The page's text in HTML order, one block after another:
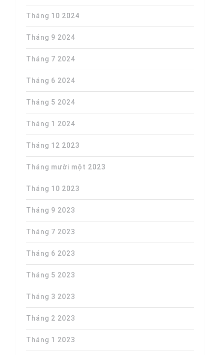
Tháng 10 2024
Tháng 9 2024
Tháng 7 2024
Tháng 6 2024
Tháng 5 2024
Tháng 1 2024
Tháng 12 2023
Tháng mười một 2023
Tháng 10 2023
Tháng 9 2023
Tháng 7 2023
Tháng 6 2023
Tháng 5 2023
Tháng 3 2023
Tháng 2 2023
Tháng 1 2023